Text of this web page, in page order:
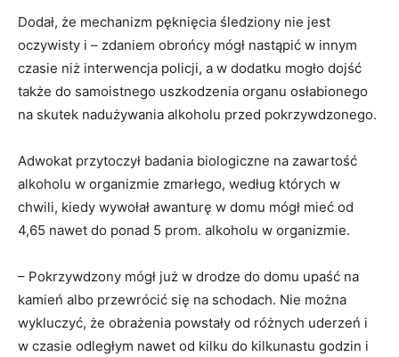
Dodał, że mechanizm pęknięcia śledziony nie jest
oczywisty i – zdaniem obrońcy mógł nastąpić w innym
czasie niż interwencja policji, a w dodatku mogło dojść
także do samoistnego uszkodzenia organu osłabionego
na skutek nadużywania alkoholu przed pokrzywdzonego.
Adwokat przytoczył badania biologiczne na zawartość
alkoholu w organizmie zmarłego, według których w
chwili, kiedy wywołał awanturę w domu mógł mieć od
4,65 nawet do ponad 5 prom. alkoholu w organizmie.
– Pokrzywdzony mógł już w drodze do domu upaść na
kamień albo przewrócić się na schodach. Nie można
wykluczyć, że obrażenia powstały od różnych uderzeń i
w czasie odległym nawet od kilku do kilkunastu godzin i